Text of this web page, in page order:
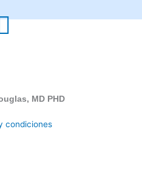
MD PHD
condiciones